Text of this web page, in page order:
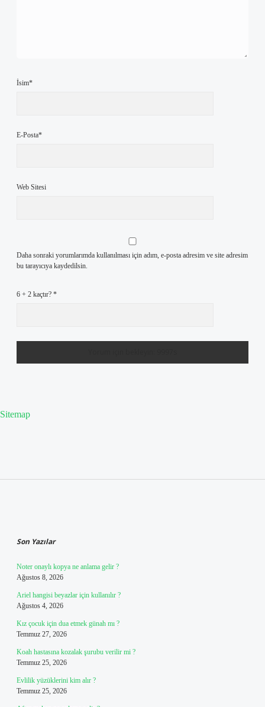
İsim*
E-Posta*
Web Sitesi
Daha sonraki yorumlarımda kullanılması için adım, e-posta adresim ve site adresim
bu tarayıcıya kaydedilsin.
6 + 2 kaçtır? *
Sitemap
Son Yazılar
Noter onaylı kopya ne anlama gelir ?
Ağustos 8, 2026
Ariel hangisi beyazlar için kullanılır ?
Ağustos 4, 2026
Kız çocuk için dua etmek günah mı ?
Temmuz 27, 2026
Koah hastasına kozalak şurubu verilir mi ?
Temmuz 25, 2026
Evlilik yüzüklerini kim alır ?
Temmuz 25, 2026